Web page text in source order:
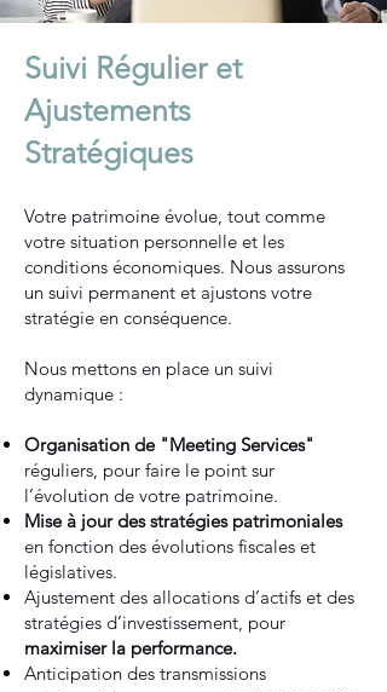
Suivi Régulier et
Ajustements
Stratégiques
Votre patrimoine évolue, tout comme
votre situation personnelle et les
conditions économiques. Nous assurons
un suivi permanent et ajustons votre
stratégie en conséquence.
Nous mettons en place un suivi
dynamique :
Organisation de "Meeting Services"
réguliers, pour faire le point sur
l’évolution de votre patrimoine.
Mise à jour des stratégies patrimoniales
en fonction des évolutions fiscales et
législatives.
Ajustement des allocations d’actifs et des
stratégies d’investissement, pour
maximiser la performance.
Anticipation des transmissions